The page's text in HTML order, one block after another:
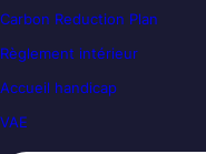
Carbon Reduction Plan
Règlement intérieur
Accueil handicap
VAE